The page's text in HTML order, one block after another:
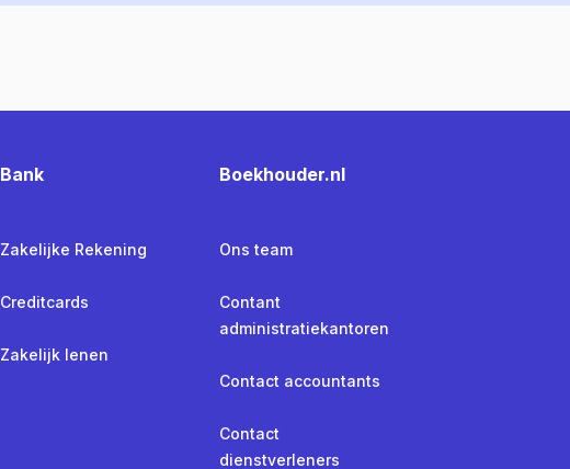
Bank
Zakelijke Rekening
Creditcards
Zakelijk lenen
Boekhouder.nl
Ons team
Contant
administratiekantoren
Contact accountants
Contact
dienstverleners